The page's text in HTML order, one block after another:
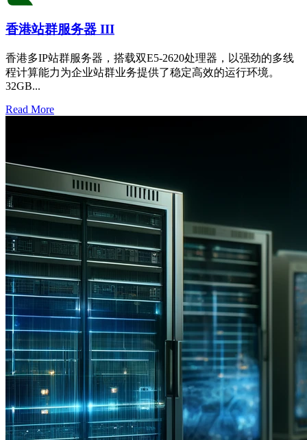
香港站群服务器 III
香港多IP站群服务器，搭载双E5-2620处理器，以强劲的多线
程计算能力为企业站群业务提供了稳定高效的运行环境。
32GB...
Read More